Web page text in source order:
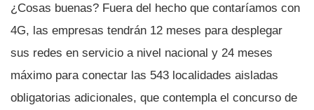
¿Cosas buenas? Fuera del hecho que contarí­amos con
4G, las empresas tendrán 12 meses para desplegar
sus redes en servicio a nivel nacional y 24 meses
máximo para conectar las 543 localidades aisladas
obligatorias adicionales, que contempla el concurso de